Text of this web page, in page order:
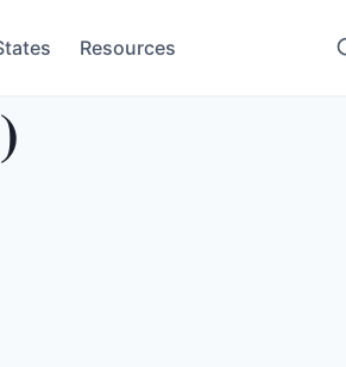
Resources